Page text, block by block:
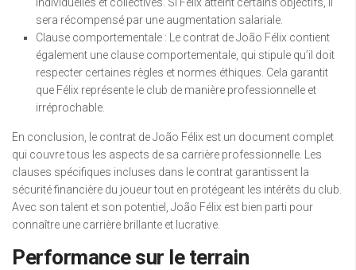
sera récompensé par une augmentation salariale.
Clause comportementale : Le contrat de João Félix contient
également une clause comportementale, qui stipule qu’il doit
respecter certaines règles et normes éthiques. Cela garantit
que Félix représente le club de manière professionnelle et
irréprochable.
En conclusion, le contrat de João Félix est un document complet
qui couvre tous les aspects de sa carrière professionnelle. Les
clauses spécifiques incluses dans le contrat garantissent la
sécurité financière du joueur tout en protégeant les intérêts du club.
Avec son talent et son potentiel, João Félix est bien parti pour
connaître une carrière brillante et lucrative.
Performance sur le terrain